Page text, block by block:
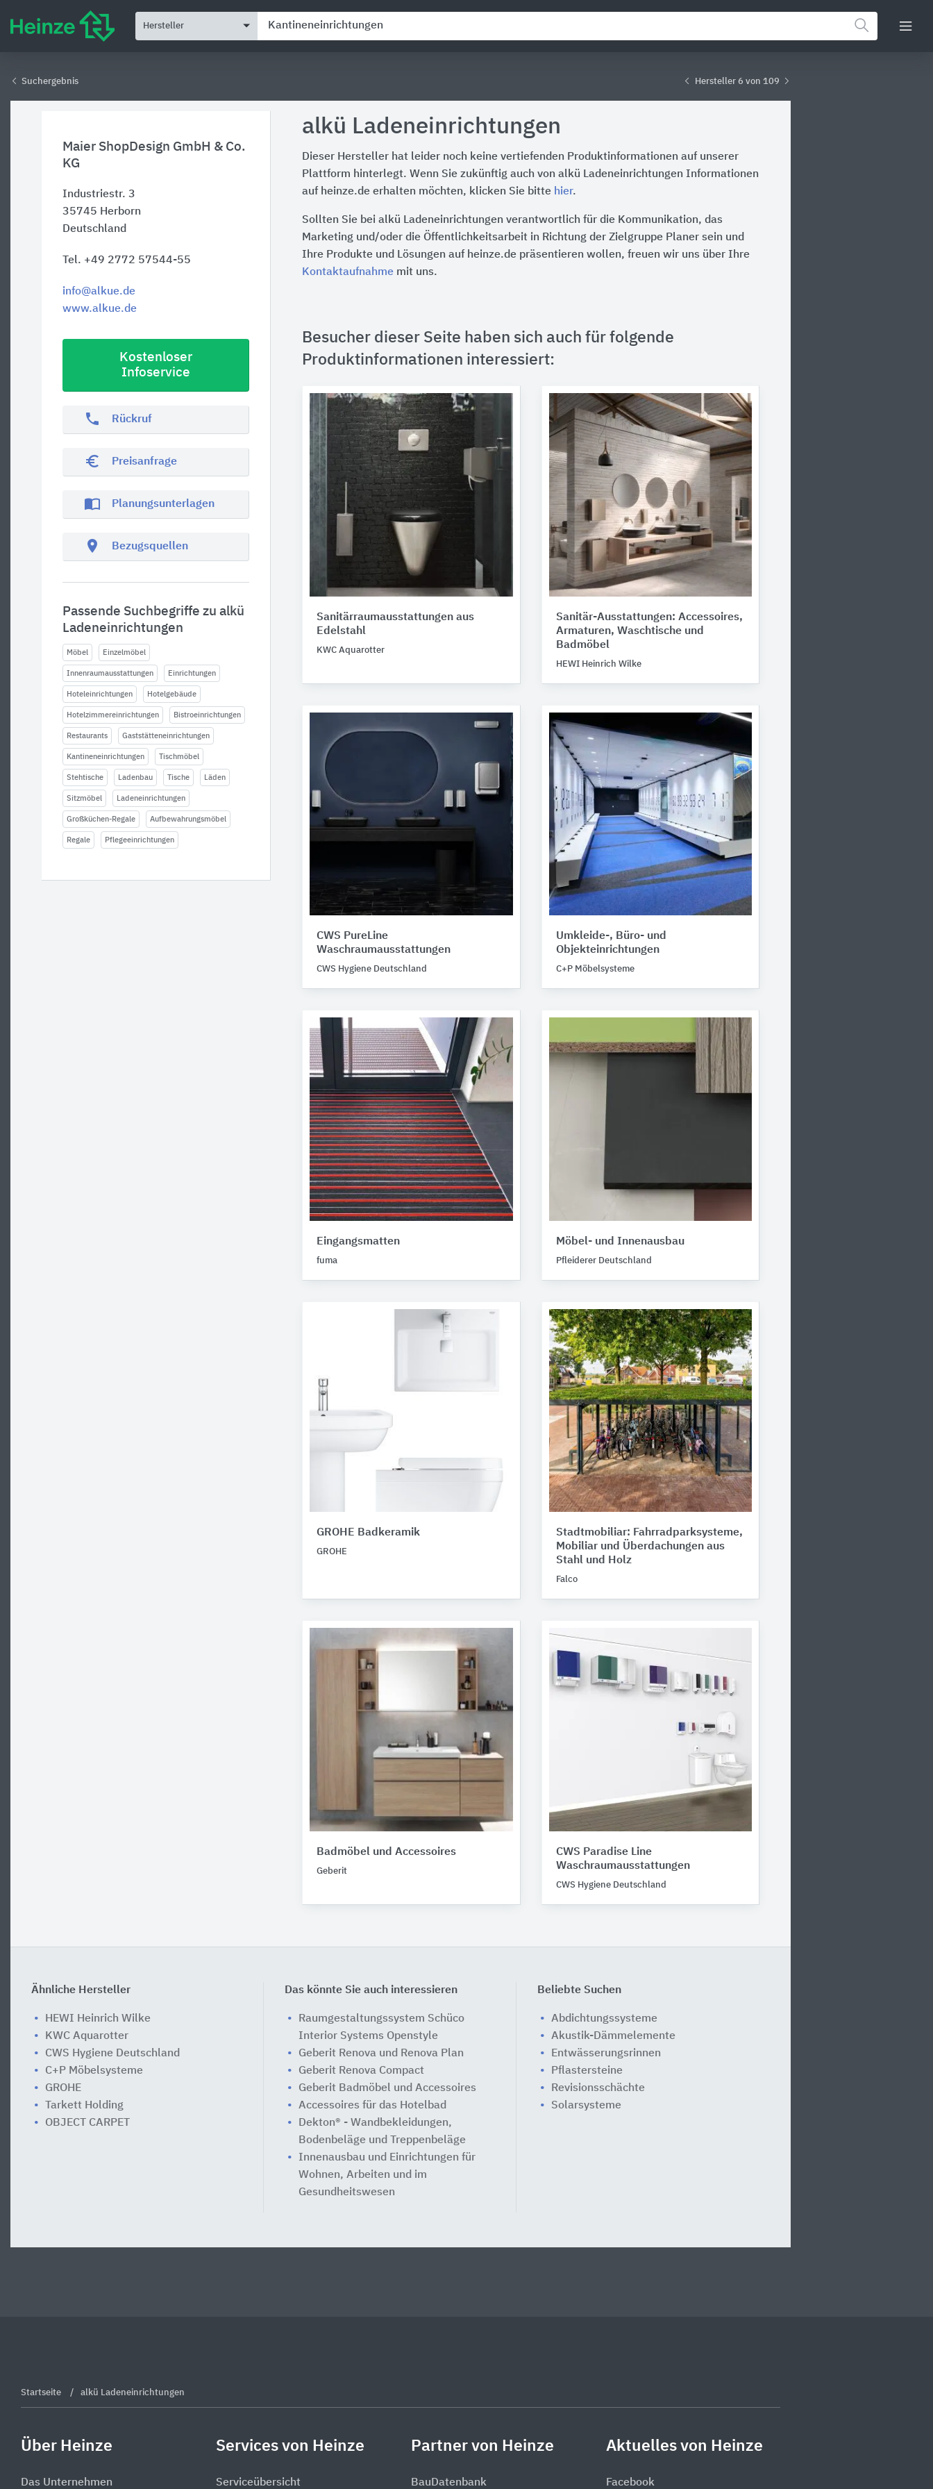
Hersteller
Suchergebnis Hersteller 6 von 109
Maier ShopDesign GmbH & Co.
KG
Industriestr. 3
35745 Herborn
Deutschland
Tel. +49 2772 57544-55
info@alkue.de
www.alkue.de
Kostenloser
Infoservice
phone Rückruf
euro_symbol Preisanfrage
import_contacts Planungsunterlagen
location_on Bezugsquellen
Passende Suchbegriffe zu alkü
Ladeneinrichtungen
Möbel Einzelmöbel
Innenraumausstattungen Einrichtungen
Hoteleinrichtungen Hotelgebäude
Hotelzimmereinrichtungen Bistroeinrichtungen
Restaurants Gaststätteneinrichtungen
Kantineneinrichtungen Tischmöbel
Stehtische Ladenbau Tische Läden
Sitzmöbel Ladeneinrichtungen
Großküchen-Regale Aufbewahrungsmöbel
Regale Pflegeeinrichtungen
alkü Ladeneinrichtungen
Dieser Hersteller hat leider noch keine vertiefenden Produktinformationen auf unserer
Plattform hinterlegt. Wenn Sie zukünftig auch von alkü Ladeneinrichtungen Informationen
auf heinze.de erhalten möchten, klicken Sie bitte hier.
Sollten Sie bei alkü Ladeneinrichtungen verantwortlich für die Kommunikation, das
Marketing und/oder die Öffentlichkeitsarbeit in Richtung der Zielgruppe Planer sein und
Ihre Produkte und Lösungen auf heinze.de präsentieren wollen, freuen wir uns über Ihre
Kontaktaufnahme mit uns.
Besucher dieser Seite haben sich auch für folgende
Produktinformationen interessiert:
Sanitärraumausstattungen aus
Edelstahl
KWC Aquarotter
Sanitär-Ausstattungen: Accessoires,
Armaturen, Waschtische und
Badmöbel
HEWI Heinrich Wilke
CWS PureLine
Waschraumausstattungen
CWS Hygiene Deutschland
Umkleide-, Büro- und
Objekteinrichtungen
C+P Möbelsysteme
Eingangsmatten
fuma
Möbel- und Innenausbau
Pfleiderer Deutschland
GROHE Badkeramik
GROHE
Stadtmobiliar: Fahrradparksysteme,
Mobiliar und Überdachungen aus
Stahl und Holz
Falco
Badmöbel und Accessoires
Geberit
CWS Paradise Line
Waschraumausstattungen
CWS Hygiene Deutschland
Ähnliche Hersteller
HEWI Heinrich Wilke
KWC Aquarotter
CWS Hygiene Deutschland
C+P Möbelsysteme
GROHE
Tarkett Holding
OBJECT CARPET
Das könnte Sie auch interessieren
Raumgestaltungssystem Schüco
Interior Systems Openstyle
Geberit Renova und Renova Plan
Geberit Renova Compact
Geberit Badmöbel und Accessoires
Accessoires für das Hotelbad
Dekton® - Wandbekleidungen,
Bodenbeläge und Treppenbeläge
Innenausbau und Einrichtungen für
Wohnen, Arbeiten und im
Gesundheitswesen
Beliebte Suchen
Abdichtungssysteme
Akustik-Dämmelemente
Entwässerungsrinnen
Pflastersteine
Revisionsschächte
Solarsysteme
Startseite alkü Ladeneinrichtungen
Über Heinze
Das Unternehmen
Services von Heinze
Serviceübersicht
Partner von Heinze
BauDatenbank
Aktuelles von Heinze
Facebook